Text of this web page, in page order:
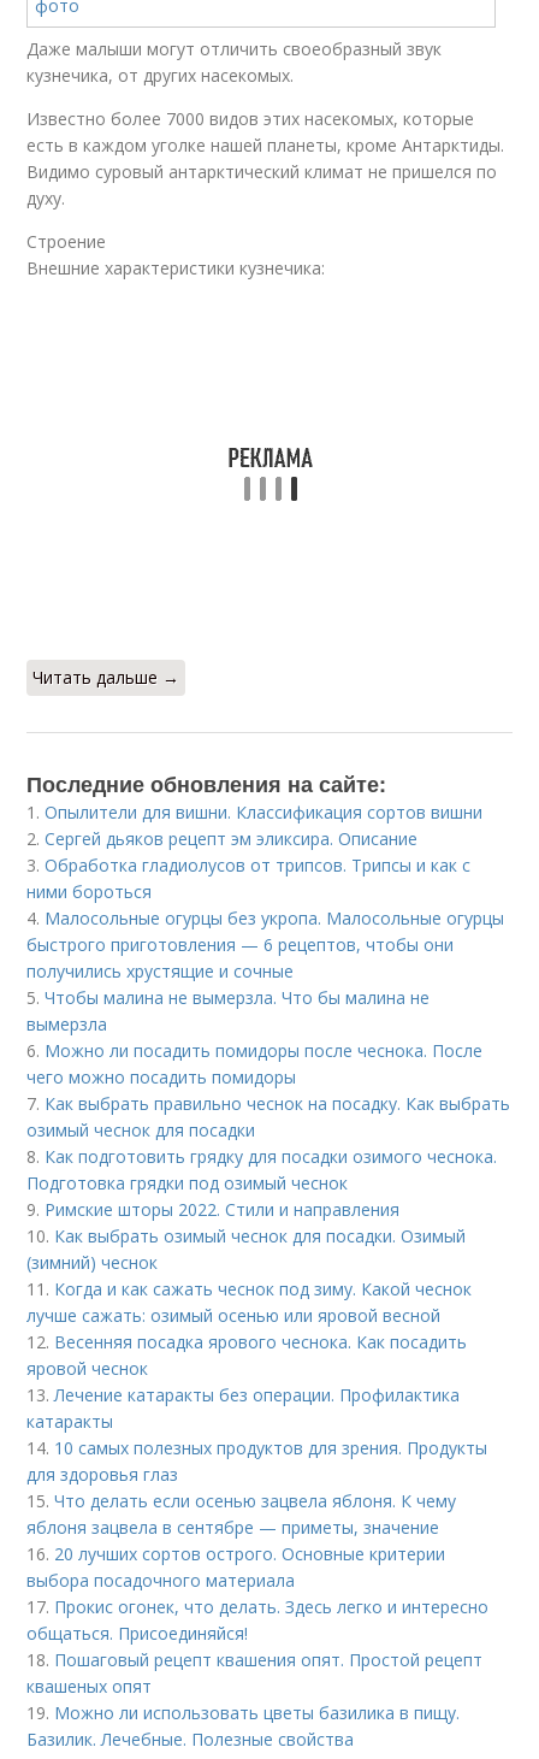
Даже малыши могут отличить своеобразный звук
кузнечика, от других насекомых.
Известно более 7000 видов этих насекомых, которые
есть в каждом уголке нашей планеты, кроме Антарктиды.
Видимо суровый антарктический климат не пришелся по
духу.
Строение
Внешние характеристики кузнечика:
Читать дальше →
Последние обновления на сайте:
1.Опылители для вишни. Классификация сортов вишни
2.Сергей дьяков рецепт эм эликсира. Описание
3.Обработка гладиолусов от трипсов. Трипсы и как с
ними бороться
4. Малосольные огурцы без укропа. Малосольные огурцы
быстрого приготовления — 6 рецептов, чтобы они
получились хрустящие и сочные
5.Чтобы малина не вымерзла. Что бы малина не
вымерзла
6. Можно ли посадить помидоры после чеснока. После
чего можно посадить помидоры
7. Как выбрать правильно чеснок на посадку. Как выбрать
озимый чеснок для посадки
8. Как подготовить грядку для посадки озимого чеснока.
Подготовка грядки под озимый чеснок
9. Римские шторы 2022. Стили и направления
10. Как выбрать озимый чеснок для посадки. Озимый
(зимний) чеснок
11. Когда и как сажать чеснок под зиму. Какой чеснок
лучше сажать: озимый осенью или яровой весной
12. Весенняя посадка ярового чеснока. Как посадить
яровой чеснок
13.Лечение катаракты без операции. Профилактика
катаракты
14. 10 самых полезных продуктов для зрения. Продукты
для здоровья глаз
15.Что делать если осенью зацвела яблоня. К чему
яблоня зацвела в сентябре — приметы, значение
16. 20 лучших сортов острого. Основные критерии
выбора посадочного материала
17. Прокис огонек, что делать. Здесь легко и интересно
общаться. Присоединяйся!
18. Пошаговый рецепт квашения опят. Простой рецепт
квашеных опят
19. Можно ли использовать цветы базилика в пищу.
Базилик. Лечебные. Полезные свойства